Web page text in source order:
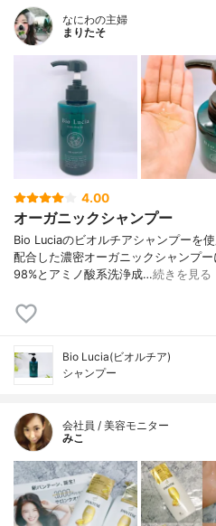
なにわの主婦
まりたそ
4.00
オーガニックシャンプー
Bio Luciaのビオルチアシャンプーを
配合した濃密オーガニックシャンプ
98%とアミノ酸系洗浄成…続きを見る
Bio Lucia(ビオルチア)
シャンプー
会社員 / 美容モニター
みこ